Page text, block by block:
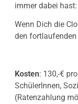
immer dabei hast:
Wenn Dich die
den fortlaufenden
Kosten: 130,-€
SchülerInnen,
(Ratenzahlung